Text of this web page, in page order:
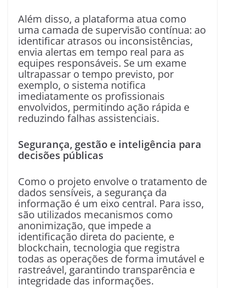
Além disso, a plataforma atua como
uma camada de supervisão contínua: ao
identificar atrasos ou inconsistências,
envia alertas em tempo real para as
equipes responsáveis. Se um exame
ultrapassar o tempo previsto, por
exemplo, o sistema notifica
imediatamente os profissionais
envolvidos, permitindo ação rápida e
reduzindo falhas assistenciais.
Segurança, gestão e inteligência para
decisões públicas
Como o projeto envolve o tratamento de
dados sensíveis, a segurança da
informação é um eixo central. Para isso,
são utilizados mecanismos como
anonimização, que impede a
identificação direta do paciente, e
blockchain, tecnologia que registra
todas as operações de forma imutável e
rastreável, garantindo transparência e
integridade das informações.